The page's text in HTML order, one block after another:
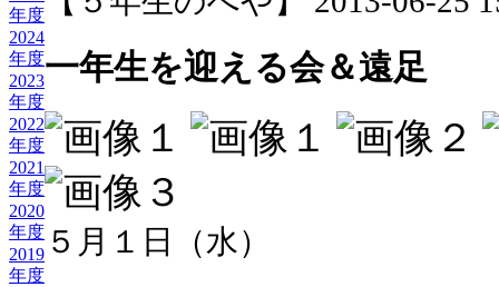
年度
2024
年度
2023
年度
2022
年度
2021
年度
2020
年度
2019
年度
一年生を迎える会＆遠足
５月１日（水）